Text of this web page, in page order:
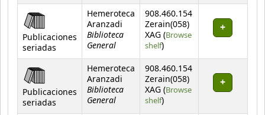
Publicaciones
seriadas
Hemeroteca
Aranzadi
Biblioteca
General
908.460.154
Zerain(058)
XAG (Browse
shelf(Opens below)
)
Publicaciones
seriadas
Hemeroteca
Aranzadi
Biblioteca
General
908.460.154
Zerain(058)
XAG (Browse
shelf(Opens below)
)